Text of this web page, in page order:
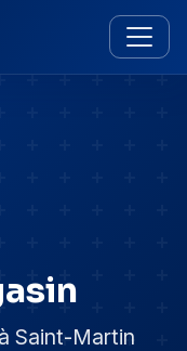
Saint-Martin